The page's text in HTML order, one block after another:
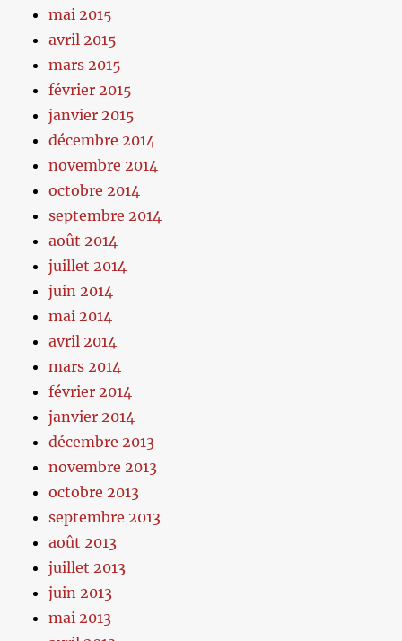
mai 2015
avril 2015
mars 2015
février 2015
janvier 2015
décembre 2014
novembre 2014
octobre 2014
septembre 2014
août 2014
juillet 2014
juin 2014
mai 2014
avril 2014
mars 2014
février 2014
janvier 2014
décembre 2013
novembre 2013
octobre 2013
septembre 2013
août 2013
juillet 2013
juin 2013
mai 2013